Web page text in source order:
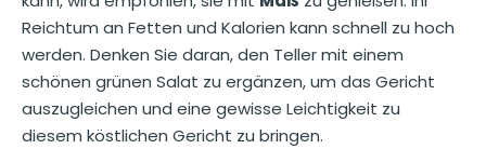
Reichtum an Fetten und Kalorien kann schnell zu hoch
werden. Denken Sie daran, den Teller mit einem
schönen grünen Salat zu ergänzen, um das Gericht
auszugleichen und eine gewisse Leichtigkeit zu
diesem köstlichen Gericht zu bringen.